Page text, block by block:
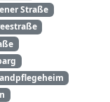
Straße